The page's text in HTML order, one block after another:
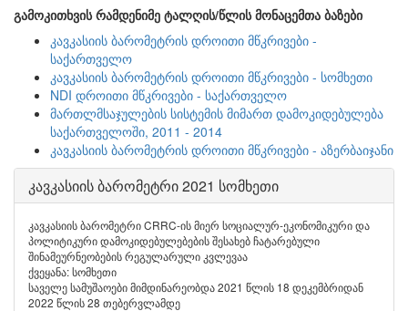
გამოკითხვის რამდენიმე ტალღის/წლის მონაცემთა ბაზები
კავკასიის ბარომეტრის დროითი მწკრივები -
საქართველო
კავკასიის ბარომეტრის დროითი მწკრივები - სომხეთი
NDI დროითი მწკრივები - საქართველო
მართლმსაჯულების სისტემის მიმართ დამოკიდებულება
საქართველოში, 2011 - 2014
კავკასიის ბარომეტრის დროითი მწკრივები - აზერბაიჯანი
კავკასიის ბარომეტრი 2021 სომხეთი
კავკასიის ბარომეტრი CRRC-ის მიერ სოციალურ-ეკონომიკური და
პოლიტიკური დამოკიდებულებების შესახებ ჩატარებული
შინამეურნეობების რეგულარული კვლევაა
ქვეყანა: სომხეთი
საველე სამუშაოები მიმდინარეობდა 2021 წლის 18 დეკემბრიდან
2022 წლის 28 თებერვლამდე